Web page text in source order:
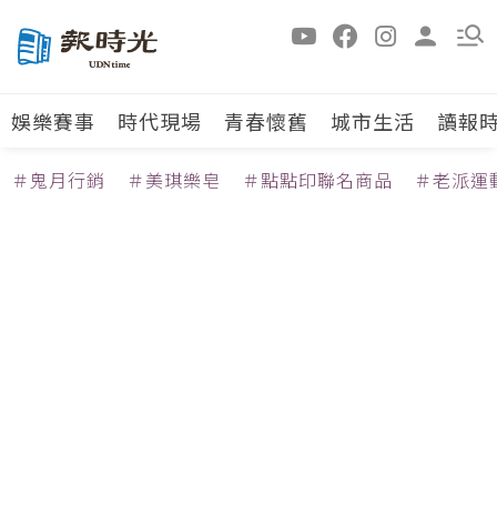
娛樂賽事 時代現場 青春懷舊 城市生活 讀報
＃鬼月行銷 ＃美琪樂皂 ＃點點印聯名商品 ＃老派運